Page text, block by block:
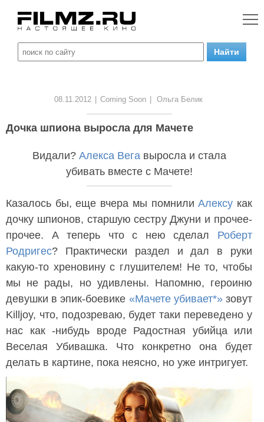
08.11.2012 Coming Soon Ольга Белик
Дочка шпиона выросла для Мачете
Видали? Алекса Вегавыросла и стала
убивать вместе с Мачете!
Казалось бы, еще вчера мы помнилиАлексу как
дочку шпионов, старшую сестру Джуни и прочее-
прочее. А теперь что с нею сделал Роберт
Родригес? Практически раздел и дал в руки
какую-то хреновину с глушителем! Не то, чтобы
мы не рады, но удивлены. Напомню, героиню
девушки в эпик-боевике «Мачете убивает*»зовут
Killjoy, что, подозреваю, будет таки переведено у
нас как -нибудь вроде Радостная убийца или
Веселая Убивашка. Что конкретно она будет
делать в картине, пока неясно, но уже интригует.